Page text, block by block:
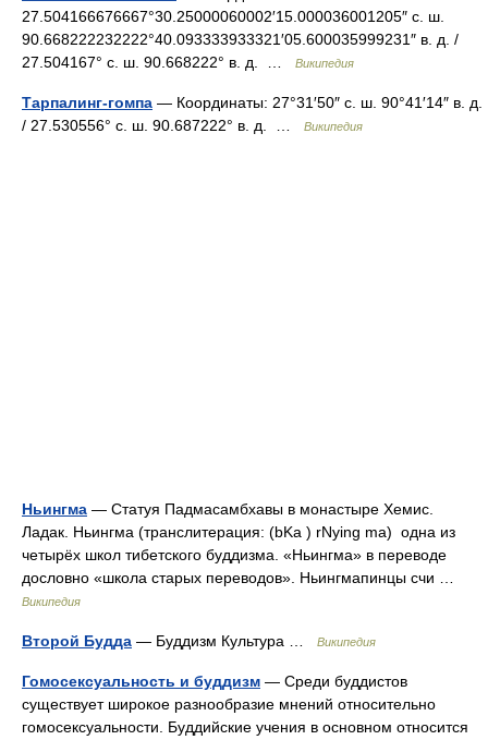
27.504166676667°30.25000060002′15.000036001205″ с. ш.
90.668222232222°40.093333933321′05.600035999231″ в. д. /
27.504167° с. ш. 90.668222° в. д. …
Википедия
Тарпалинг-гомпа — Координаты: 27°31′50″ с. ш. 90°41′14″ в. д.
/ 27.530556° с. ш. 90.687222° в. д. …
Википедия
Ньингма — Статуя Падмасамбхавы в монастыре Хемис.
Ладак. Ньингма (транслитерация: (bKa ) rNying ma) одна из
четырёх школ тибетского буддизма. «Ньингма» в переводе
дословно «школа старых переводов». Ньингмапинцы счи …
Википедия
Второй Будда — Буддизм Культура … Википедия
Гомосексуальность и буддизм — Среди буддистов
существует широкое разнообразие мнений относительно
гомосексуальности. Буддийские учения в основном относится